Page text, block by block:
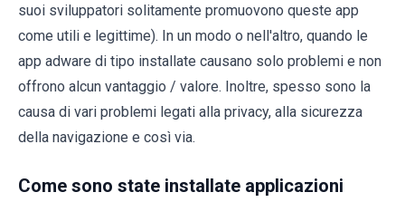
suoi sviluppatori solitamente promuovono queste app
come utili e legittime). In un modo o nell'altro, quando le
app adware di tipo installate causano solo problemi e non
offrono alcun vantaggio / valore. Inoltre, spesso sono la
causa di vari problemi legati alla privacy, alla sicurezza
della navigazione e così via.
Come sono state installate applicazioni